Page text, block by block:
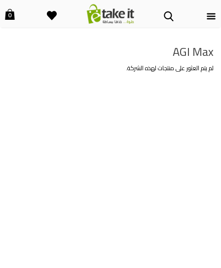
0
AGI Max
لم يتم العثور على منتجات لهذه الشركة.